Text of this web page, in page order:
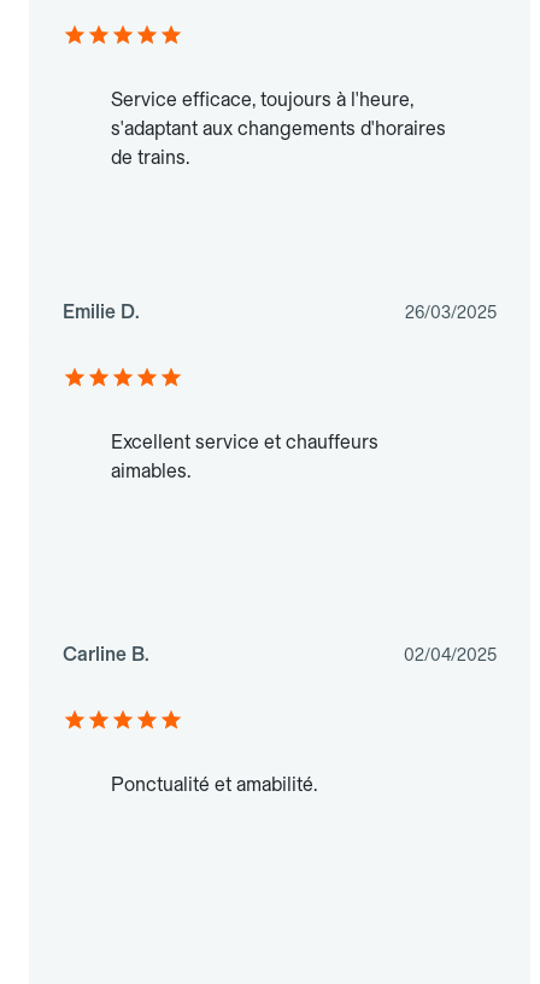
Service efficace, toujours à l'heure,
s'adaptant aux changements d'horaires
de trains.
Emilie D. 26/03/2025
Excellent service et chauffeurs
aimables.
Carline B. 02/04/2025
Ponctualité et amabilité.